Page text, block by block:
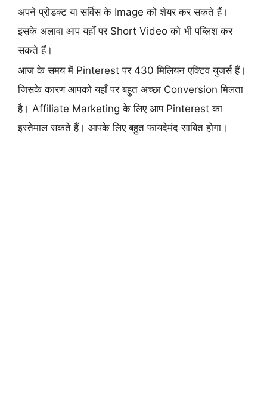
अपने प्रोडक्ट या सर्विस के Image को शेयर कर सकते हैं।
इसके अलावा आप यहाँ पर Short Video को भी पब्लिश कर
सकते हैं।
आज के समय में Pinterest पर 430 मिलियन एक्टिव युजर्स हैं।
जिसके कारण आपको यहाँ पर बहुत अच्छा Conversion मिलता
है। Affiliate Marketing के लिए आप Pinterest का
इस्तेमाल सकते हैं। आपके लिए बहुत फायदेमंद साबित होगा।